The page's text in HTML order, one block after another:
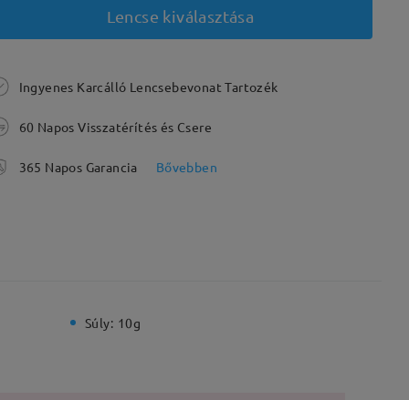
Lencse kiválasztása
Ingyenes Karcálló Lencsebevonat Tartozék
60 Napos Visszatérítés és Csere
365 Napos Garancia Bővebben
Súly: 10g